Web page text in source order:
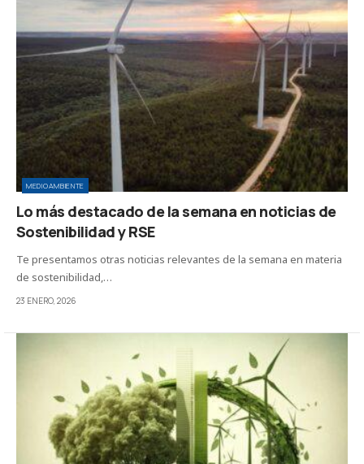
MEDIOAMBIENTE
Lo más destacado de la semana en noticias de
Sostenibilidad y RSE
Te presentamos otras noticias relevantes de la semana en materia
de sostenibilidad,…
23 ENERO, 2026